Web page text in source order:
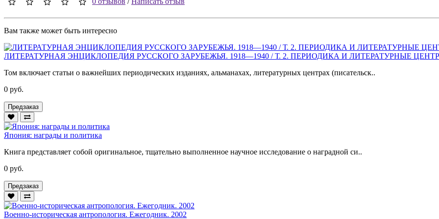
Вам также может быть интересно
ЛИТЕРАТУРНАЯ ЭНЦИКЛОПЕДИЯ РУССКОГО ЗАРУБЕЖЬЯ. 1918—1940 / Т. 2. ПЕРИОДИКА И ЛИТЕРАТУРНЫЕ
Том включает статьи о важнейших периодических изданиях, альманахах, литературных центрах (писательск..
0 руб.
Предзаказ
Япония: награды и политика
Книга представляет собой оригинальное, тщательно выполненное научное исследование о наградной си..
0 руб.
Предзаказ
Военно-историческая антропология. Ежегодник. 2002